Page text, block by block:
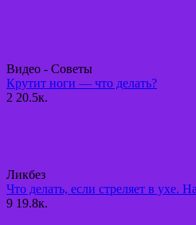
Видео - Советы
Крутит ноги — что делать?
2 20.5к.
Ликбез
Что делать, если стреляет в ухе.
9 19.8к.